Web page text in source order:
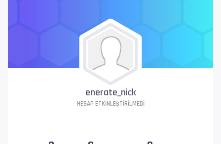
enerate_nick
HESAP ETKINLEŞTIRILMEDI